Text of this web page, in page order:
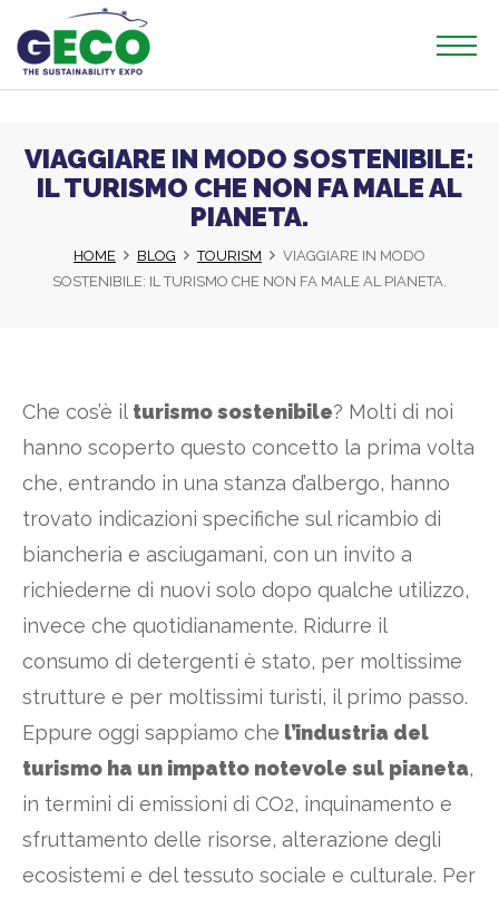
VIAGGIARE IN MODO SOSTENIBILE:
IL TURISMO CHE NON FA MALE AL
PIANETA.
HOME BLOG TOURISM
VIAGGIARE IN MODO
SOSTENIBILE: IL TURISMO CHE NON FA MALE AL PIANETA.
Che cos’è il turismo sostenibile? Molti di noi
hanno scoperto questo concetto la prima volta
che, entrando in una stanza d’albergo, hanno
trovato indicazioni specifiche sul ricambio di
biancheria e asciugamani, con un invito a
richiederne di nuovi solo dopo qualche utilizzo,
invece che quotidianamente. Ridurre il
consumo di detergenti è stato, per moltissime
strutture e per moltissimi turisti, il primo passo.
Eppure oggi sappiamo che l’industria del
turismo ha un impatto notevole sul pianeta,
in termini di emissioni di CO2, inquinamento e
sfruttamento delle risorse, alterazione degli
ecosistemi e del tessuto sociale e culturale. Per